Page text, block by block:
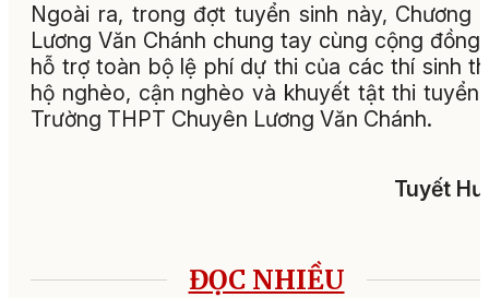
Ngoài ra, trong đợt tuyển sinh này, Chương
Lương Văn Chánh chung tay cùng cộng đồng
hỗ trợ toàn bộ lệ phí dự thi của các thí sinh
hộ nghèo, cận nghèo và khuyết tật thi tuyển
Trường THPT Chuyên Lương Văn Chánh.
Tuyết
ĐỌC NHIỀU